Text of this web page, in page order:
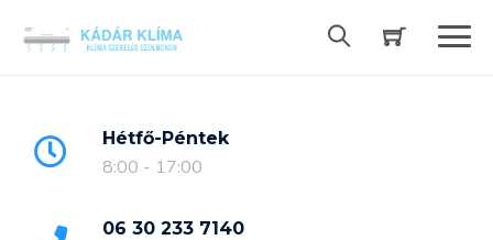
Hétfő-Péntek
8:00 - 17:00
06 30 233 7140